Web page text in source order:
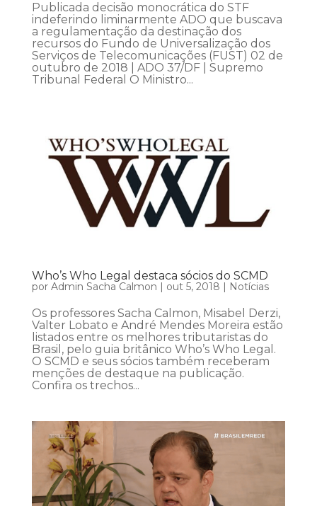
Publicada decisão monocrática do STF
indeferindo liminarmente ADO que buscava
a regulamentação da destinação dos
recursos do Fundo de Universalização dos
Serviços de Telecomunicações (FUST) 02 de
outubro de 2018 | ADO 37/DF | Supremo
Tribunal Federal O Ministro...
Who’s Who Legal destaca sócios do SCMD
por Admin Sacha Calmon | out 5, 2018 | Notícias
Os professores Sacha Calmon, Misabel Derzi,
Valter Lobato e André Mendes Moreira estão
listados entre os melhores tributaristas do
Brasil, pelo guia britânico Who’s Who Legal.
O SCMD e seus sócios também receberam
menções de destaque na publicação.
Confira os trechos...